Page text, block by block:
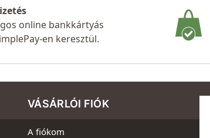
online bankkártyás
en keresztül.
VÁSÁRLÓI FIÓK
A fiókom